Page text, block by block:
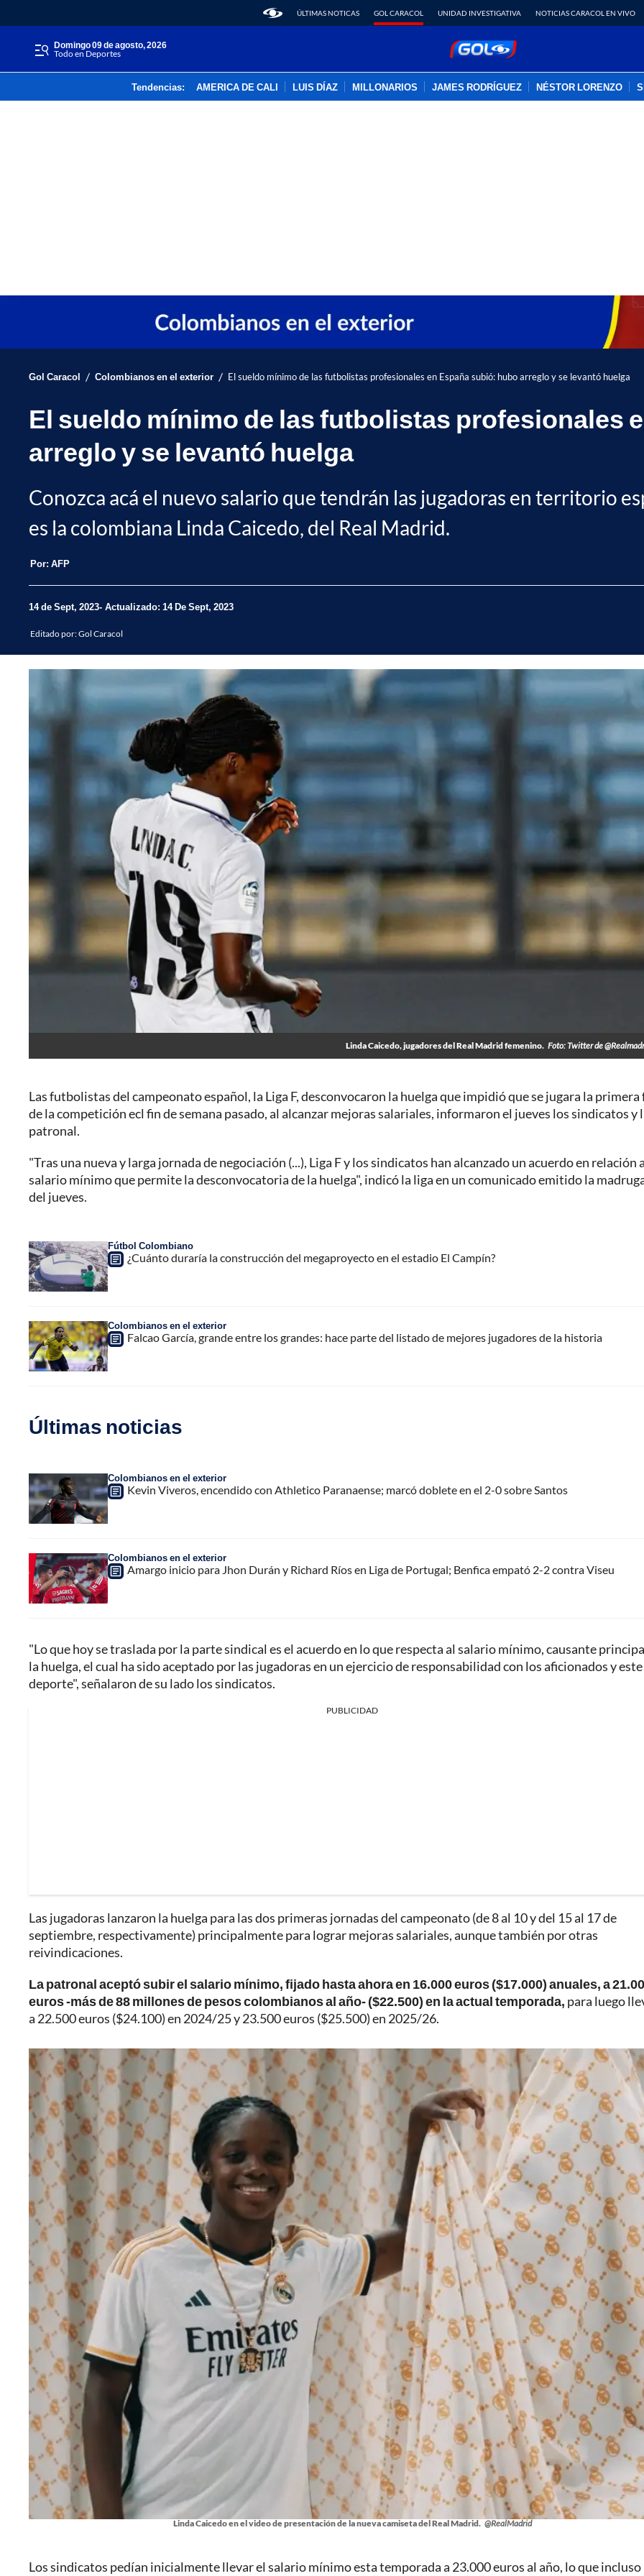
ÚLTIMAS NOTICAS GOL CARACOL UNIDAD INVESTIGATIVA NOTICIAS CARACOL EN VIVO
domingo 09 de agosto, 2026
Todo en Deportes
Tendencias: AMERICA DE CALI LUIS DÍAZ MILLONARIOS JAMES RODRÍGUEZ NÉSTOR LORENZO
Gol Caracol / Colombianos en el exterior / El sueldo mínimo de las futbolistas profesionales en España subió: hubo arreglo y se levantó huelga
El sueldo mínimo de las futbolistas profesionales
arreglo y se levantó huelga
Conozca acá el nuevo salario que tendrán las jugadoras en territorio
es la colombiana Linda Caicedo, del Real Madrid.
Por: AFP
14 de Sept, 2023 Actualizado: 14 De Sept, 2023
Editado por:Gol Caracol
Linda Caicedo, jugadores del Real Madrid femenino. Foto: Twitter de
Las futbolistas del campeonato español, la Liga F, desconvocaron la huelga que impidió que se jugara la primera
de la competición ecl fin de semana pasado, al alcanzar mejoras salariales, informaron el jueves los sindicatos y
patronal.
"Tras una nueva y larga jornada de negociación (...), Liga F y los sindicatos han alcanzado un acuerdo en relación
salario mínimo que permite la desconvocatoria de la huelga", indicó la liga en un comunicado emitido la
del jueves.
Fútbol Colombiano
¿Cuánto duraría la construcción del megaproyecto en el estadio El Campín?
Colombianos en el exterior
Falcao García, grande entre los grandes: hace parte del listado de mejores jugadores de la historia
Últimas noticias
Colombianos en el exterior
Kevin Viveros, encendido con Athletico Paranaense; marcó doblete en el 2-0 sobre Santos
Colombianos en el exterior
Amargo inicio para Jhon Durán y Richard Ríos en Liga de Portugal; Benfica empató 2-2 contra Viseu
"Lo que hoy se traslada por la parte sindical es el acuerdo en lo que respecta al salario mínimo, causante
la huelga, el cual ha sido aceptado por las jugadoras en un ejercicio de responsabilidad con los aficionados y este
deporte", señalaron de su lado los sindicatos.
PUBLICIDAD
Las jugadoras lanzaron la huelga para las dos primeras jornadas del campeonato (de 8 al 10 y del 15 al 17 de
septiembre, respectivamente) principalmente para lograr mejoras salariales, aunque también por otras
reivindicaciones.
La patronal aceptó subir el salario mínimo, fijado hasta ahora en 16.000 euros ($17.000) anuales, a
euros -más de 88 millones de pesos colombianos al año- ($22.500) en la actual temporada, para luego
a 22.500 euros ($24.100) en 2024/25 y 23.500 euros ($25.500) en 2025/26.
Linda Caicedo en el video de presentación de la nueva camiseta del Real Madrid. @RealMadrid
Los sindicatos pedían inicialmente llevar el salario mínimo esta temporada a 23.000 euros al año, lo que incluso